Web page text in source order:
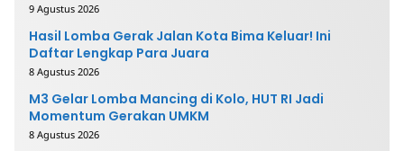
9 Agustus 2026
Hasil Lomba Gerak Jalan Kota Bima Keluar! Ini
Daftar Lengkap Para Juara
8 Agustus 2026
M3 Gelar Lomba Mancing di Kolo, HUT RI Jadi
Momentum Gerakan UMKM
8 Agustus 2026